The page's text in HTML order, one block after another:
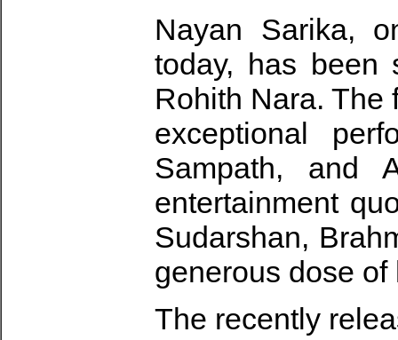
Nayan Sarika,
today, has been
Rohith Nara. The
exceptional
Sampath, and
entertainment
Sudarshan,
generous dose
The recently